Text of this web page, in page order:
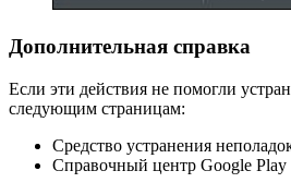
Дополнительная справка
Если эти действия не помогли
следующим страницам:
Средство устранения
Справочный центр Google Play